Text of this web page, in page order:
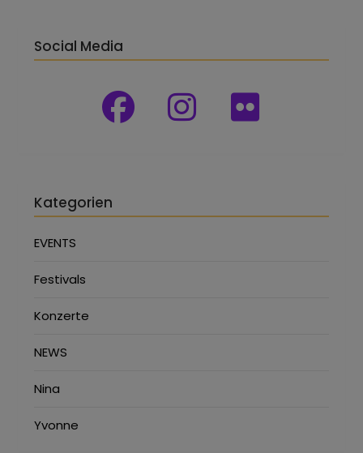
Social Media
Kategorien
EVENTS
Festivals
Konzerte
NEWS
Nina
Yvonne